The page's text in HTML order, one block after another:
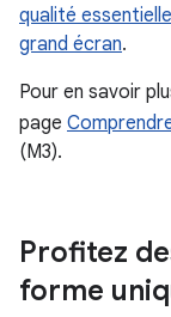
qualité
grand écran.
Pour en savoir
page
(M3).
Profitez
forme